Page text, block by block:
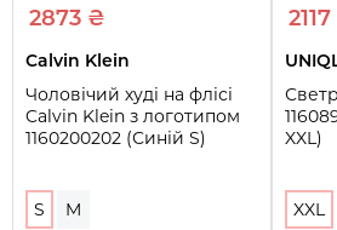
2873 ₴
Calvin Klein
Чоловічий худі на флісі
Calvin Klein з логотипом
1160200202 (Синій S)
S M
XXL)
XXL